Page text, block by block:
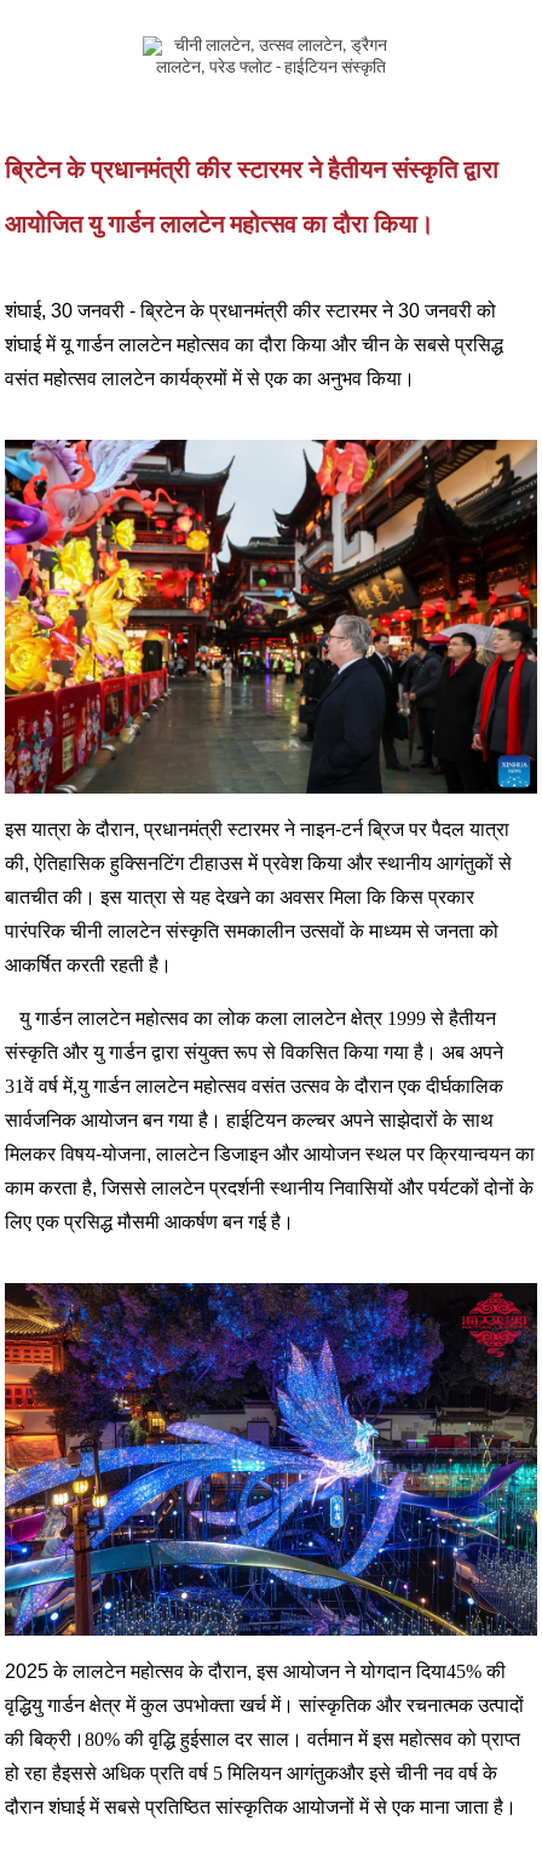
ब्रिटेन के प्रधानमंत्री कीर स्टारमर ने हैतीयन संस्कृति द्वारा
आयोजित यु गार्डन लालटेन महोत्सव का दौरा किया।
शंघाई, 30 जनवरी - ब्रिटेन के प्रधानमंत्री कीर स्टारमर ने 30 जनवरी को
शंघाई में यू गार्डन लालटेन महोत्सव का दौरा किया और चीन के सबसे प्रसिद्ध
वसंत महोत्सव लालटेन कार्यक्रमों में से एक का अनुभव किया।
इस यात्रा के दौरान, प्रधानमंत्री स्टारमर ने नाइन-टर्न ब्रिज पर पैदल यात्रा
की, ऐतिहासिक हुक्सिनटिंग टीहाउस में प्रवेश किया और स्थानीय आगंतुकों से
बातचीत की। इस यात्रा से यह देखने का अवसर मिला कि किस प्रकार
पारंपरिक चीनी लालटेन संस्कृति समकालीन उत्सवों के माध्यम से जनता को
आकर्षित करती रहती है।
यु गार्डन लालटेन महोत्सव का लोक कला लालटेन क्षेत्र 1999 से हैतीयन
संस्कृति और यु गार्डन द्वारा संयुक्त रूप से विकसित किया गया है। अब अपने
31वें वर्ष में,यु गार्डन लालटेन महोत्सव वसंत उत्सव के दौरान एक दीर्घकालिक
सार्वजनिक आयोजन बन गया है। हाईटियन कल्चर अपने साझेदारों के साथ
मिलकर विषय-योजना, लालटेन डिजाइन और आयोजन स्थल पर क्रियान्वयन का
काम करता है, जिससे लालटेन प्रदर्शनी स्थानीय निवासियों और पर्यटकों दोनों के
लिए एक प्रसिद्ध मौसमी आकर्षण बन गई है।
2025 के लालटेन महोत्सव के दौरान, इस आयोजन ने योगदान दिया45% की
वृद्धियु गार्डन क्षेत्र में कुल उपभोक्ता खर्च में। सांस्कृतिक और रचनात्मक उत्पादों
की बिक्री।80% की वृद्धि हुईसाल दर साल। वर्तमान में इस महोत्सव को प्राप्त
हो रहा हैइससे अधिक प्रति वर्ष 5 मिलियन आगंतुकऔर इसे चीनी नव वर्ष के
दौरान शंघाई में सबसे प्रतिष्ठित सांस्कृतिक आयोजनों में से एक माना जाता है।